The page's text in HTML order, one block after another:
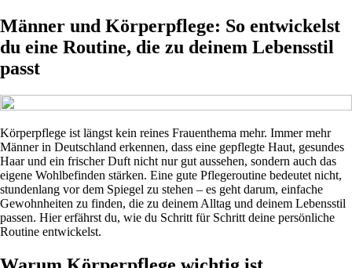
Männer und Körperpflege: So entwickelst
du eine Routine, die zu deinem Lebensstil
passt
Körperpflege ist längst kein reines Frauenthema mehr. Immer mehr
Männer in Deutschland erkennen, dass eine gepflegte Haut, gesundes
Haar und ein frischer Duft nicht nur gut aussehen, sondern auch das
eigene Wohlbefinden stärken. Eine gute Pflegeroutine bedeutet nicht,
stundenlang vor dem Spiegel zu stehen – es geht darum, einfache
Gewohnheiten zu finden, die zu deinem Alltag und deinem Lebensstil
passen. Hier erfährst du, wie du Schritt für Schritt deine persönliche
Routine entwickelst.